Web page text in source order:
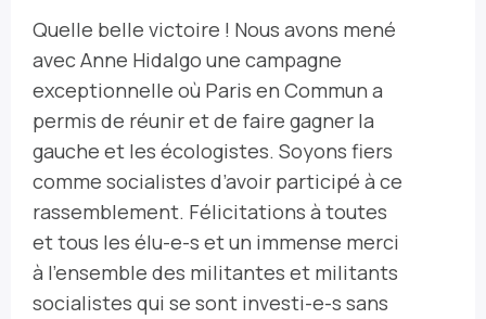
Quelle belle victoire ! Nous avons mené
avec Anne Hidalgo une campagne
exceptionnelle où Paris en Commun a
permis de réunir et de faire gagner la
gauche et les écologistes. Soyons fiers
comme socialistes d’avoir participé à ce
rassemblement. Félicitations à toutes
et tous les élu-e-s et un immense merci
à l’ensemble des militantes et militants
socialistes qui se sont investi-e-s sans